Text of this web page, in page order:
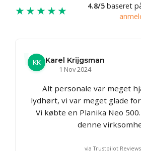
★★★★★ 4.8/5 baseret
KK Karel Krijgsman
1 Nov 2024
Alt personale var meget
lydhørt, vi var meget glade
Vi købte en Planika Neo
denne
via Trustpilot Reviews